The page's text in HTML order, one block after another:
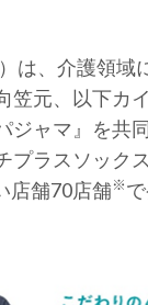
、介護領域
元、以下カ
ャマ』を共
ラスソック
店舗70店舗※